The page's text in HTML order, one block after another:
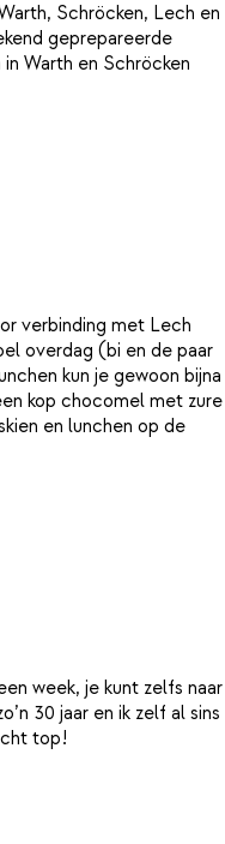
Schröcken, Lech en
geprepareerde
Warth en Schröcken
verbinding met Lech
overdag (bi en de paar
kun je gewoon bijna
kop chocomel met zure
en lunchen op de
week, je kunt zelfs naar
30 jaar en ik zelf al sins